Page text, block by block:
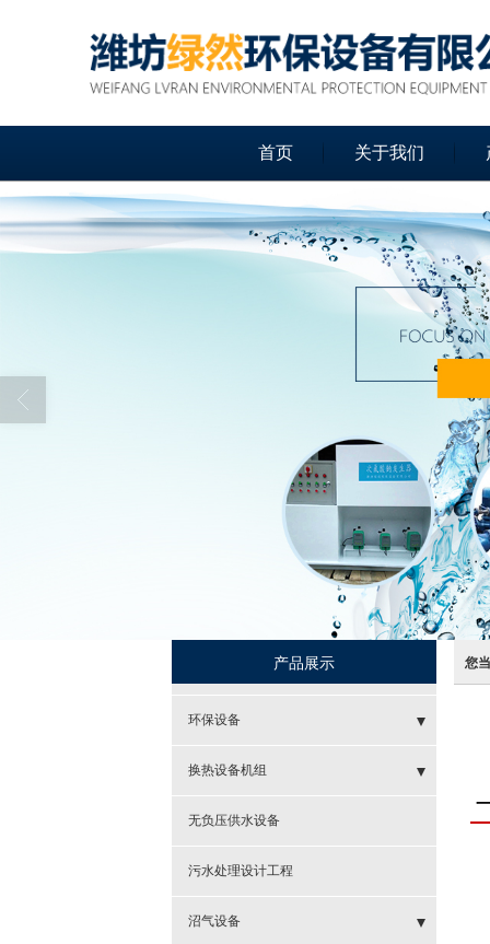
首页 关于我们
您
产品展示
环保设备
- 二氧化氯发生器
- 次氯酸钠发生器
- 投加器
- 整体污水处理设备
换热设备机组
- 全自动换热器组
- 螺旋式换热器组
- 管壳式换热器组
无负压供水设备
污水处理设计工程
沼气设备